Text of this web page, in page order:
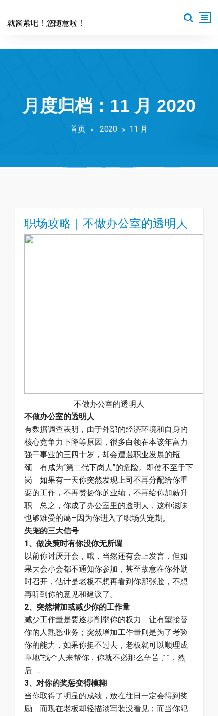
就酱紫吧！您随意啦！
月度归档：11 月 2020
首页 2020 11 月
职场攻略｜不做办公室的透明人
不做办公室的透明人
不做办公室的透明人
有数据调查表明，由于外部的经济环境和自身的
核心竞争力下降等原因，很多白领在本该年富力
强干事业的三四十岁，却会遭遇职业发展的瓶
颈，有成为“第二代下岗人”的危险。即使不至于下
岗，如果有一天你突然发现上司不再分配给你重
要的工作，不再赞扬你的业绩，不再给你加薪升
职，总之，你成了办公室里的透明人，这种滋味
也够难受的蔼—因为你进入了职场失宠期。
失宠的三大信号
1、做决策时有你没你无所谓
以前你讨厌开会，哦，当然还有会上发言，但如
果大会小会都不通知你参加，甚至故意在你外勤
时召开，估计是老板不想再看到你那张脸，不想
再听到你的意见和建议了。
2、突然增加或减少你的工作量
减少工作量是要逐步削弱你的权力，让有望接替
你的人熟悉业务；突然增加工作量则是为了考验
你的能力，如果你挺不过去，老板就可以顺理成
章地“找个人来帮你，你就不必那么辛苦了”，然
后……
3、对你的奖惩变得模糊
当你取得了明显的成绩，放在往日一定会得到奖
励，而现在老板却轻描淡写装没看见；而当你犯